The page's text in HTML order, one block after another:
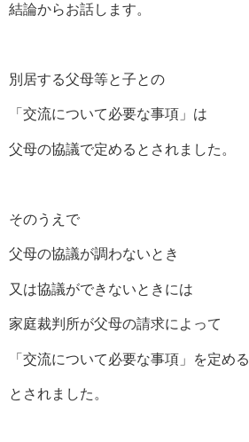
結論からお話します。
別居する父母等と子との
「交流について必要な事項」は
父母の協議で定めるとされました。
そのうえで
父母の協議が調わないとき
又は協議ができないときには
家庭裁判所が父母の請求によって
「交流について必要な事項」を定める
とされました。